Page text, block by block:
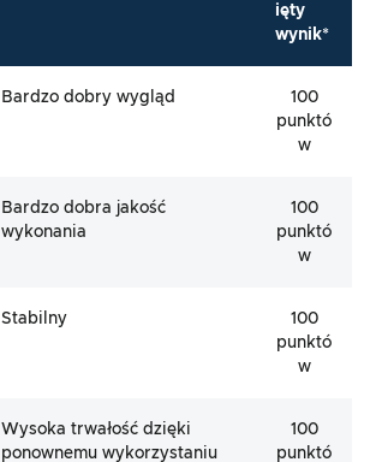
ięty
wynik*
Bardzo dobry wygląd
100
punktó
w
Bardzo dobra jakość
wykonania
100
punktó
w
Stabilny
100
punktó
w
Wysoka trwałość dzięki
ponownemu wykorzystaniu
100
punktó